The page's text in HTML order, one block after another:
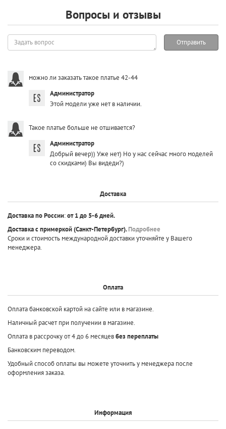
Вопросы и отзывы
Задать
вопрос
Отправить
можно ли заказать такое платье 42-44
Администратор
Этой модели уже нет в наличии.
Такое платье больше не отшивается?
Администратор
Добрый вечер)) Уже нет) Но у нас сейчас много моделей
со скидками) Вы видеди?)
Доставка
Доставка по России:от 1 до 5-6 дней.
Доставка с примеркой(Санкт-Петербург).Подробнее
Сроки и стоимость международной доставки уточняйте у Вашего
менеджера.
Оплата
Оплата банковской картой на сайте или в магазине.
Наличный расчет при получении в магазине.
Оплата в рассрочку от 4 до 6 месяцевбез переплаты
Банковским переводом.
Удобный способ оплаты вы можете уточнить у менеджера после
оформления заказа.
Информация